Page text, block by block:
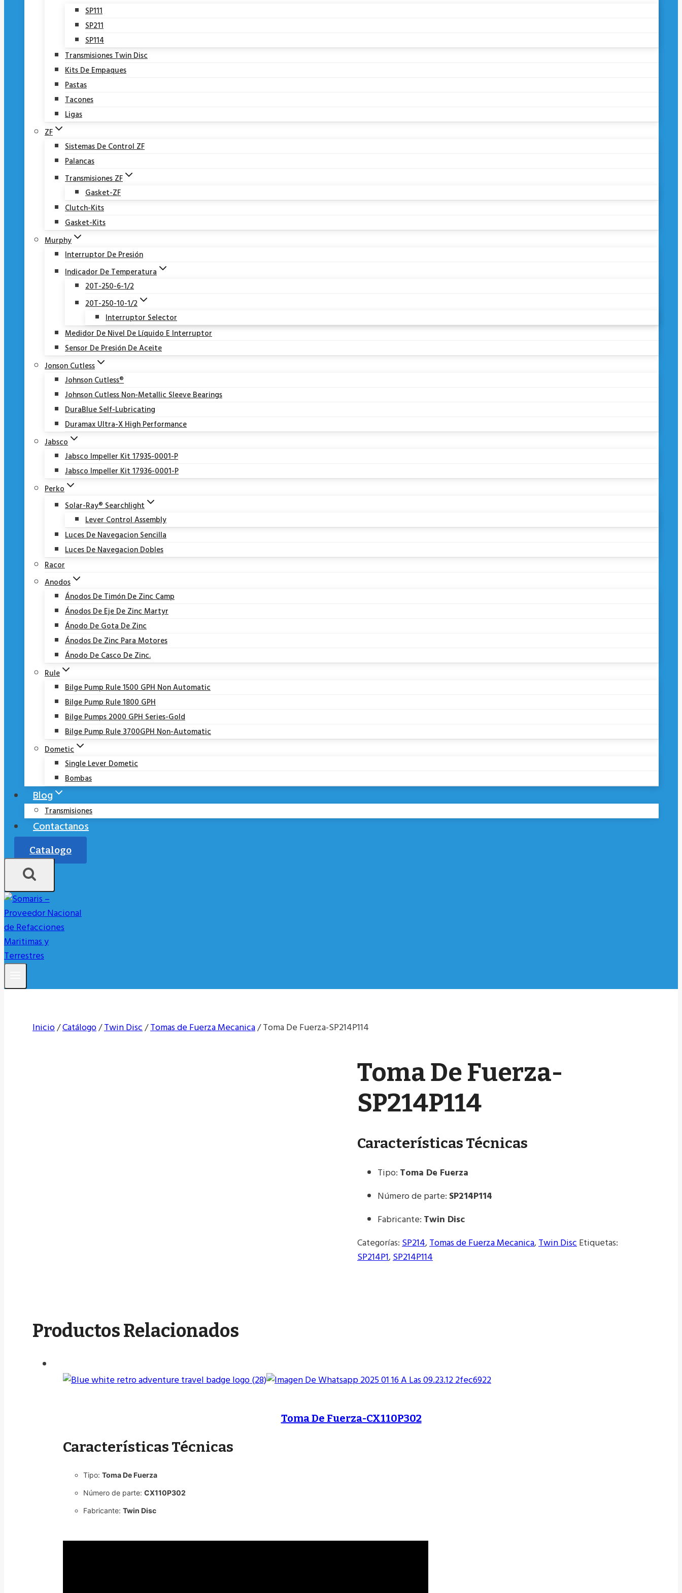
SP111
SP211
SP114
Transmisiones Twin Disc
Kits De Empaques
Pastas
Tacones
Ligas
ZF
Sistemas De Control ZF
Palancas
Transmisiones ZF
Gasket-ZF
Clutch-Kits
Gasket-Kits
Murphy
Interruptor De Presión
Indicador De Temperatura
20T-250-6-1/2
20T-250-10-1/2
Interruptor Selector
Medidor De Nivel De Líquido E Interruptor
Sensor De Presión De Aceite
Jonson Cutless
Johnson Cutless®
Johnson Cutless Non-Metallic Sleeve Bearings
DuraBlue Self-Lubricating
Duramax Ultra-X High Performance
Jabsco
Jabsco Impeller Kit 17935-0001-P
Jabsco Impeller Kit 17936-0001-P
Perko
Solar-Ray® Searchlight
Lever Control Assembly
Luces De Navegacion Sencilla
Luces De Navegacion Dobles
Racor
Anodos
Ánodos De Timón De Zinc Camp
Ánodos De Eje De Zinc Martyr
Ánodo De Gota De Zinc
Ánodos De Zinc Para Motores
Ánodo De Casco De Zinc.
Rule
Bilge Pump Rule 1500 GPH Non Automatic
Bilge Pump Rule 1800 GPH
Bilge Pumps 2000 GPH Series-Gold
Bilge Pump Rule 3700GPH Non-Automatic
Dometic
Single Lever Dometic
Bombas
Blog
Transmisiones
Contactanos
Catalogo
Inicio/Catálogo/Twin Disc/Tomas de Fuerza Mecanica/Toma De Fuerza-SP214P114
Toma De Fuerza-
SP214P114
Características Técnicas
Tipo: Toma De Fuerza
Número de parte: SP214P114
Fabricante: Twin Disc
Categorías:SP214,Tomas de Fuerza Mecanica,Twin DiscEtiquetas:
SP214P1,SP214P114
Productos Relacionados
Toma De Fuerza-CX110P302
Características Técnicas
Tipo: Toma De Fuerza
Número de parte: CX110P302
Fabricante: Twin Disc